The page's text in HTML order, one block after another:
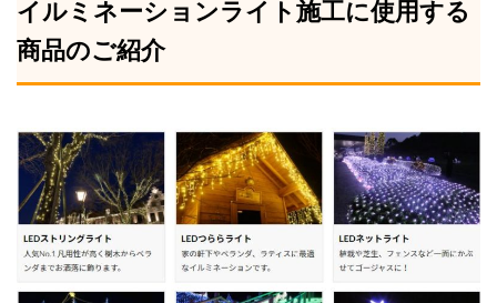
イルミネーションライト施工に使用する
商品のご紹介